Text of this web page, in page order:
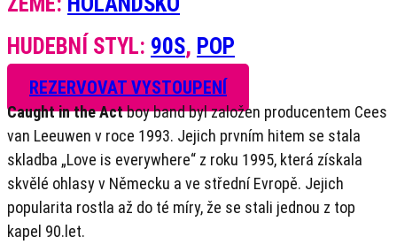
HUDEBNÍ STYL: 90S, POP
REZERVOVAT VYSTOUPENÍ
Caught in the Actboy band byl založen producentem Cees
van Leeuwen v roce 1993. Jejich prvním hitem se stala
skladba „Love is everywhere“ z roku 1995, která získala
skvělé ohlasy v Německu a ve střední Evropě. Jejich
popularita rostla až do té míry, že se stali jednou z top
kapel 90.let.